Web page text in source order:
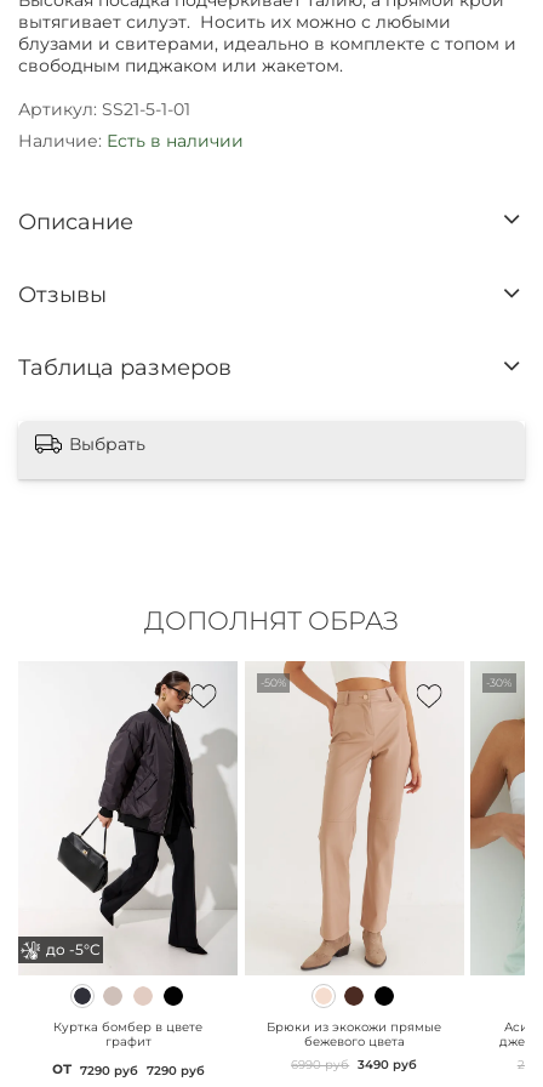
вытягивает силуэт. Носить их можно с любыми
блузами и свитерами, идеально в комплекте с топом и
свободным пиджаком или жакетом.
Артикул: SS21-5-1-01
Наличие: Есть в наличии
Описание
Отзывы
Таблица размеров
Выбрать
ДОПОЛНЯТ ОБРАЗ
до -5°С
" class="js-prevent-
images">
до -5°С
Куртка бомбер в цвете
графит
от 7290 руб 7290 руб
-50%
" class="js-prevent-
images">
Брюки из экокожи прямые
бежевого цвета
6990 руб 3490 руб
-30%